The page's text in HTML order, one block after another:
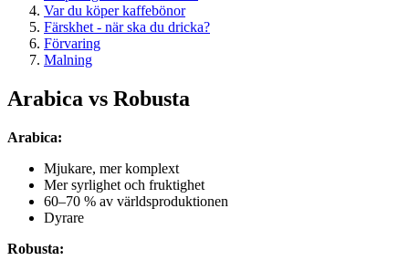
Var du köper kaffebönor
Färskhet - när ska du dricka?
Förvaring
Malning
Arabica vs Robusta
Arabica:
Mjukare, mer komplext
Mer syrlighet och fruktighet
60–70 % av världsproduktionen
Dyrare
Robusta: